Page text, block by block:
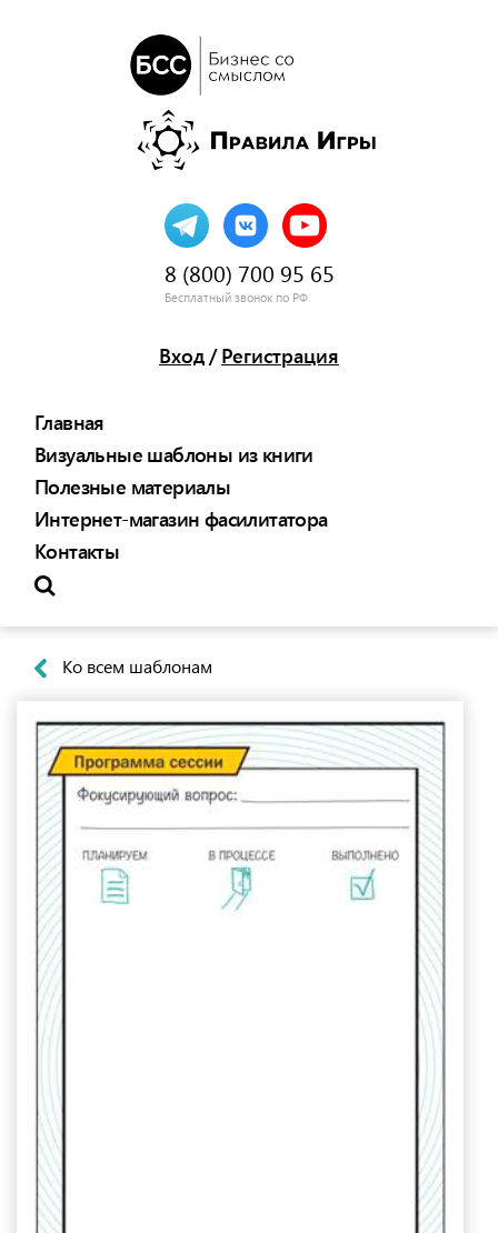
8 (800) 700 95 65
Бесплатный звонок по РФ
Вход/ Регистрация
Главная
Визуальные шаблоны из книги
Полезные материалы
Интернет-магазин фасилитатора
Контакты
Ко всем шаблонам